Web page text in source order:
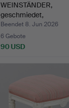
WEINSTÄNDER,
geschmiedet,
möglicherweise F…
Beendet 8. Jun 2026
6 Gebote
90 USD